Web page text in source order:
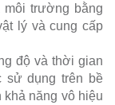
môi trường bằng
lý và cung cấp
độ và thời gian
sử dụng trên bề
khả năng vô hiệu